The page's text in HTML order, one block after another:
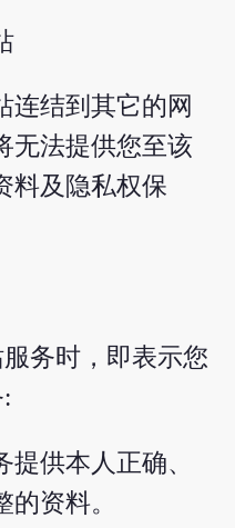
连结到其它的网
无法提供您至该
料及隐私权保
务时，即表示您
提供本人正确、
资料。